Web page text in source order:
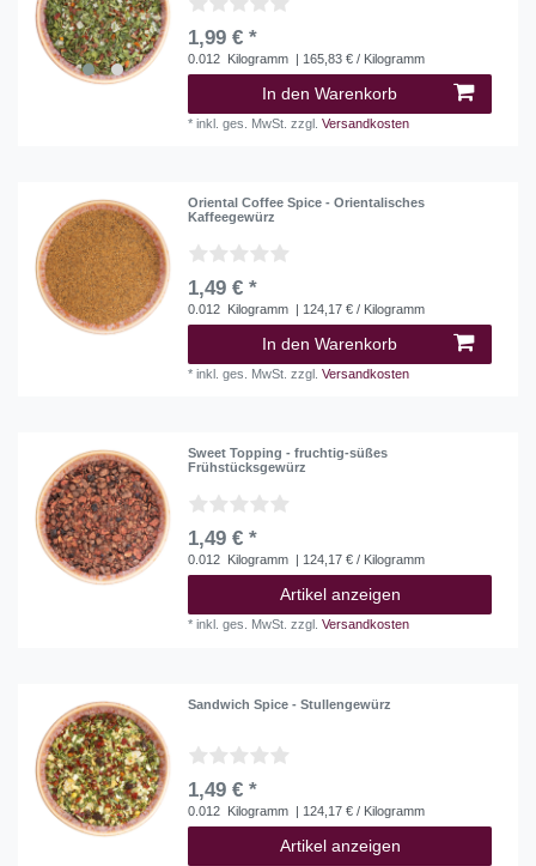
1,99 € *
0.012 Kilogramm | 165,83 € / Kilogramm
In den Warenkorb
*inkl. ges. MwSt. zzgl.Versandkosten
Oriental Coffee Spice - Orientalisches
Kaffeegewürz
1,49 € *
0.012 Kilogramm | 124,17 € / Kilogramm
In den Warenkorb
*inkl. ges. MwSt. zzgl.Versandkosten
Sweet Topping - fruchtig-süßes
Frühstücksgewürz
1,49 € *
0.012 Kilogramm | 124,17 € / Kilogramm
Artikel anzeigen
*inkl. ges. MwSt. zzgl.Versandkosten
Sandwich Spice - Stullengewürz
1,49 € *
0.012 Kilogramm | 124,17 € / Kilogramm
Artikel anzeigen